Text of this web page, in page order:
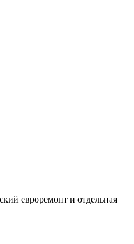
евроремонт и отдельная